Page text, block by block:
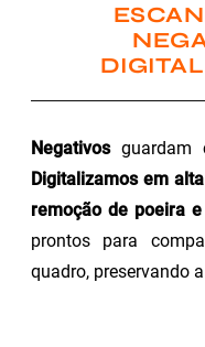
Negativosguardam
Digitalizamos em
remoção de poeira
prontos para
quadro, preservando